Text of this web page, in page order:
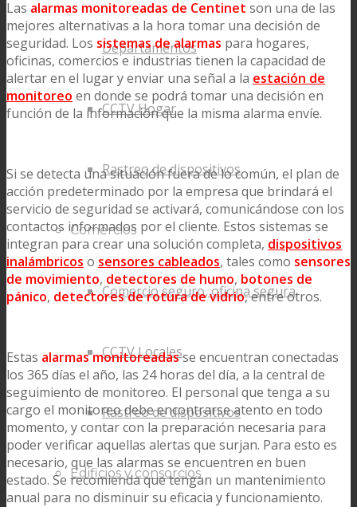
Departamentos
CCTV Hogar
Rastreo de dispositivos
Comercios
Comercio seguro, oficina segura
CCTV Locales
Rastreo de dispositivos
Edificios y consorcios
Las alarmas monitoreadas de Centinet son una de las
mejores alternativas a la hora tomar una decisión de
seguridad. Los sistemas de alarmas para hogares,
oficinas, comercios e industrias tienen la capacidad de
alertar en el lugar y enviar una señal a la estación de
monitoreo en donde se podrá tomar una decisión en
función de la información que la misma alarma envíe.
Si se detecta una situación fuera de lo común, el plan de
acción predeterminado por la empresa que brindará el
servicio de seguridad se activará, comunicándose con los
contactos informados por el cliente. Estos sistemas se
integran para crear una solución completa, dispositivos
inalámbricos o sensores cableados, tales como sensores
de movimiento, detectores de humo, botones de
pánico, detectores de rotura de vidrio, entre otros.
Estas alarmas monitoreadasse encuentran conectadas
los 365 días el año, las 24 horas del día, a la central de
seguimiento de monitoreo. El personal que tenga a su
cargo el monitoreo debe encontrarse atento en todo
momento, y contar con la preparación necesaria para
poder verificar aquellas alertas que surjan. Para esto es
necesario, que las alarmas se encuentren en buen
estado. Se recomienda que tengan un mantenimiento
anual para no disminuir su eficacia y funcionamiento.